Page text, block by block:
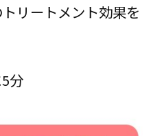
リートメント効果を
分